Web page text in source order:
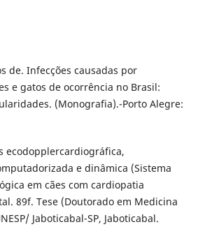
de. Infecções causadas por
e gatos de ocorrência no Brasil:
(Monografia).-Porto Alegre:
ecodopplercardiográfica,
e dinâmica (Sistema
em cães com cardiopatia
89f. Tese (Doutorado em Medicina
Jaboticabal-SP, Jaboticabal.